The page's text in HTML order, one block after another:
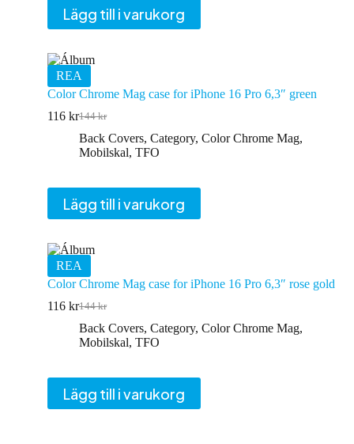
Lägg till i varukorg
REA
Color Chrome Mag case for iPhone 16 Pro 6,3″ green
144kr
Det
ursprungliga
priset
116 krDet
nuvarande
priset
Back Covers, Category, Color Chrome Mag,
Mobilskal, TFO
Lägg till i varukorg
REA
Color Chrome Mag case for iPhone 16 Pro 6,3″ rose gold
144kr
Det
ursprungliga
priset
116 krDet
nuvarande
priset
Back Covers, Category, Color Chrome Mag,
Mobilskal, TFO
Lägg till i varukorg